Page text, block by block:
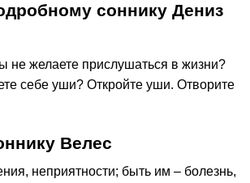
соннику Дениз
не желаете прислушаться в жизни?
себе уши? Откройте уши. Отворите
Велес
неприятности; быть им – болезнь,